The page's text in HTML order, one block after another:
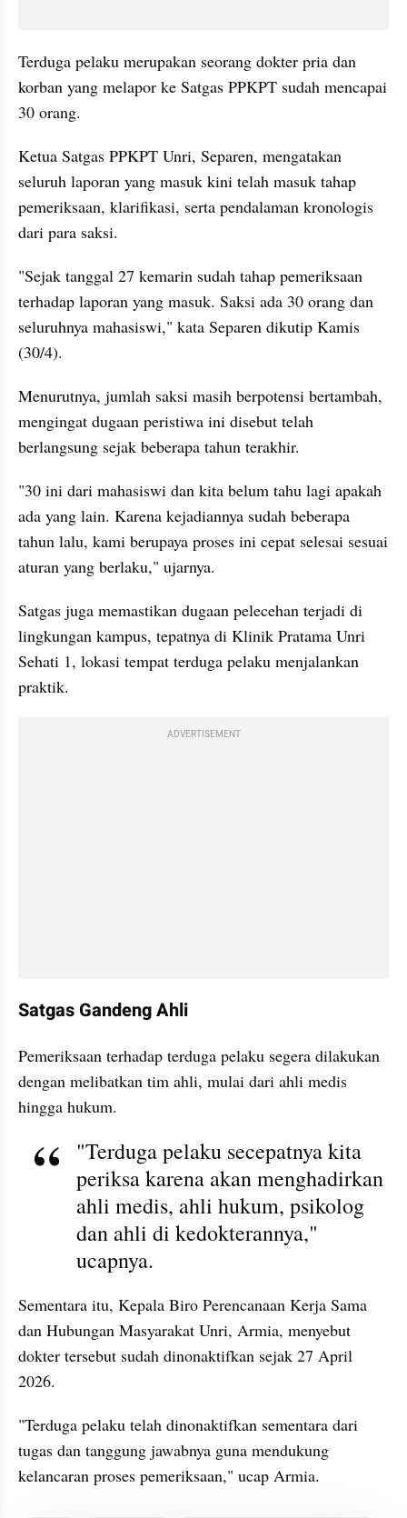
Terduga pelaku merupakan seorang dokter pria dan
korban yang melapor ke Satgas PPKPT sudah mencapai
30 orang.
Ketua Satgas PPKPT Unri, Separen, mengatakan
seluruh laporan yang masuk kini telah masuk tahap
pemeriksaan, klarifikasi, serta pendalaman kronologis
dari para saksi.
"Sejak tanggal 27 kemarin sudah tahap pemeriksaan
terhadap laporan yang masuk. Saksi ada 30 orang dan
seluruhnya mahasiswi," kata Separen dikutip Kamis
(30/4).
Menurutnya, jumlah saksi masih berpotensi bertambah,
mengingat dugaan peristiwa ini disebut telah
berlangsung sejak beberapa tahun terakhir.
"30 ini dari mahasiswi dan kita belum tahu lagi apakah
ada yang lain. Karena kejadiannya sudah beberapa
tahun lalu, kami berupaya proses ini cepat selesai sesuai
aturan yang berlaku," ujarnya.
Satgas juga memastikan dugaan pelecehan terjadi di
lingkungan kampus, tepatnya di Klinik Pratama Unri
Sehati 1, lokasi tempat terduga pelaku menjalankan
praktik.
ADVERTISEMENT
Satgas Gandeng Ahli
Pemeriksaan terhadap terduga pelaku segera dilakukan
dengan melibatkan tim ahli, mulai dari ahli medis
hingga hukum.
"Terduga pelaku secepatnya kita
periksa karena akan menghadirkan
ahli medis, ahli hukum, psikolog
dan ahli di kedokterannya,"
ucapnya.
Sementara itu, Kepala Biro Perencanaan Kerja Sama
dan Hubungan Masyarakat Unri, Armia, menyebut
dokter tersebut sudah dinonaktifkan sejak 27 April
2026.
"Terduga pelaku telah dinonaktifkan sementara dari
tugas dan tanggung jawabnya guna mendukung
kelancaran proses pemeriksaan," ucap Armia.